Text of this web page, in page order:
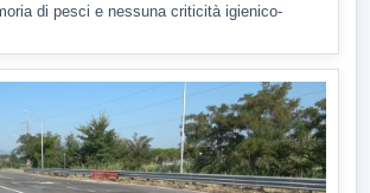
di pesci e nessuna criticità igienico-